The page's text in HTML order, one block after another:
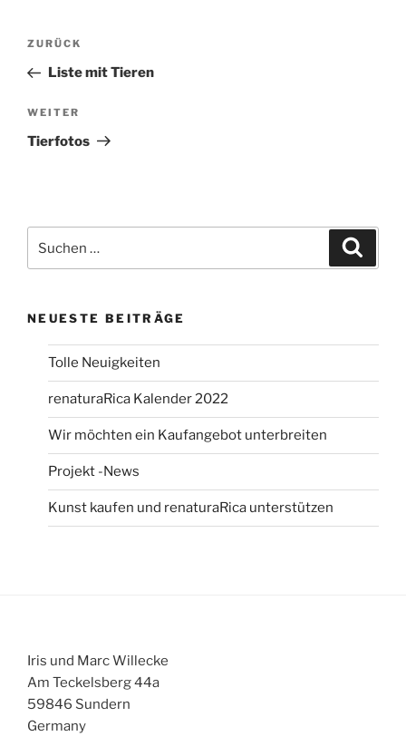
Beitragsnavigation
Vorheriger
Beitrag
ZURÜCK
Liste mit Tieren
Nächster
Beitrag
WEITER
Tierfotos
nach:
NEUESTE BEITRÄGE
Tolle Neuigkeiten
renaturaRica Kalender 2022
Wir möchten ein Kaufangebot unterbreiten
Projekt -News
Kunst kaufen und renaturaRica unterstützen
Iris und Marc Willecke
Am Teckelsberg 44a
59846 Sundern
Germany